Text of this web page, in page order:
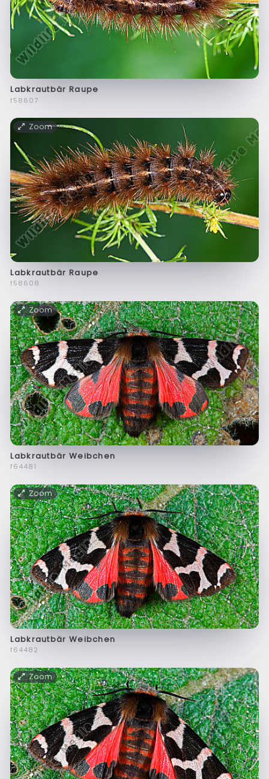
Labkrautbär Raupe
f58607
Zoom
Labkrautbär Raupe
f58608
Zoom
Labkrautbär Weibchen
f64481
Zoom
Labkrautbär Weibchen
f64482
Zoom